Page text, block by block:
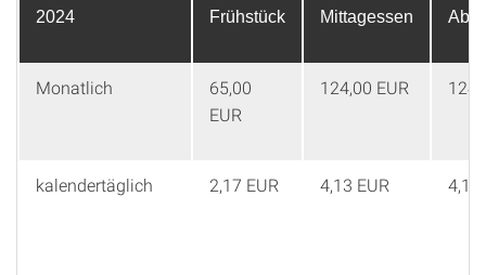
2024
Frühstück Mittagessen
Monatlich
65,00
EUR
124,00 EUR
kalendertäglich 2,17 EUR 4,13 EUR 4,13